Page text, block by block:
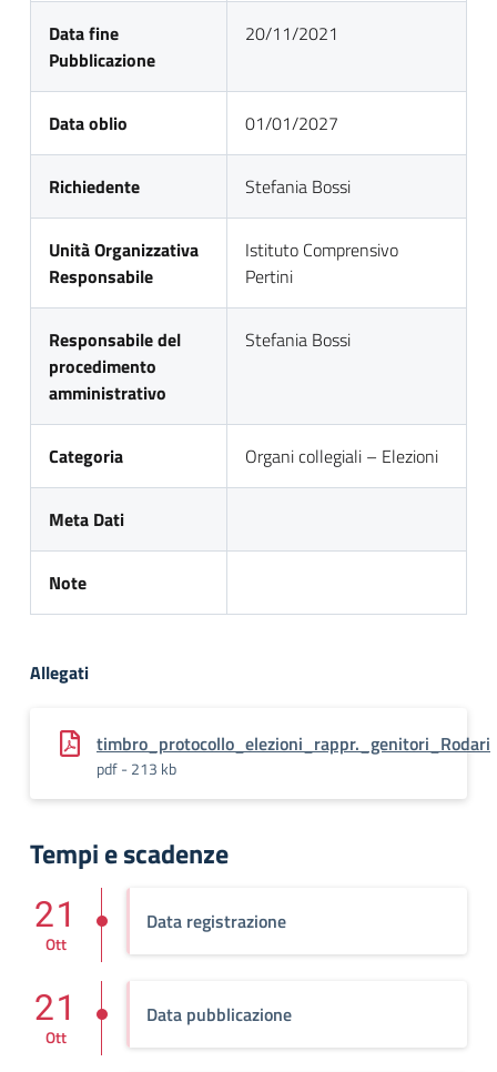
Data fine
Pubblicazione
20/11/2021
Data oblio 01/01/2027
Richiedente Stefania Bossi
Unità Organizzativa
Responsabile
Istituto Comprensivo
Pertini
Responsabile del
procedimento
amministrativo
Stefania Bossi
Categoria Organi collegiali – Elezioni
Meta Dati
Note
Allegati
timbro_protocollo_elezioni_rappr._genitori_Rodari
pdf - 213 kb
Tempi e scadenze
Data registrazione
21
Ott
Data pubblicazione
21
Ott